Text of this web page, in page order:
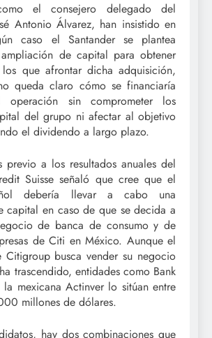
el consejero delegado del
Antonio Álvarez, han insistido en
caso el Santander se plantea
de capital para obtener
que afrontar dicha adquisición,
queda claro cómo se financiaría
operación sin comprometer los
del grupo ni afectar al objetivo
el dividendo a largo plazo.
previo a los resultados anuales del
Suisse señaló que cree que el
debería llevar a cabo una
capital en caso de que se decida a
de banca de consumo y de
de Citi en México. Aunque el
busca vender su negocio
trascendido, entidades como Bank
mexicana Actinver lo sitúan entre
millones de dólares.
hay dos combinaciones que